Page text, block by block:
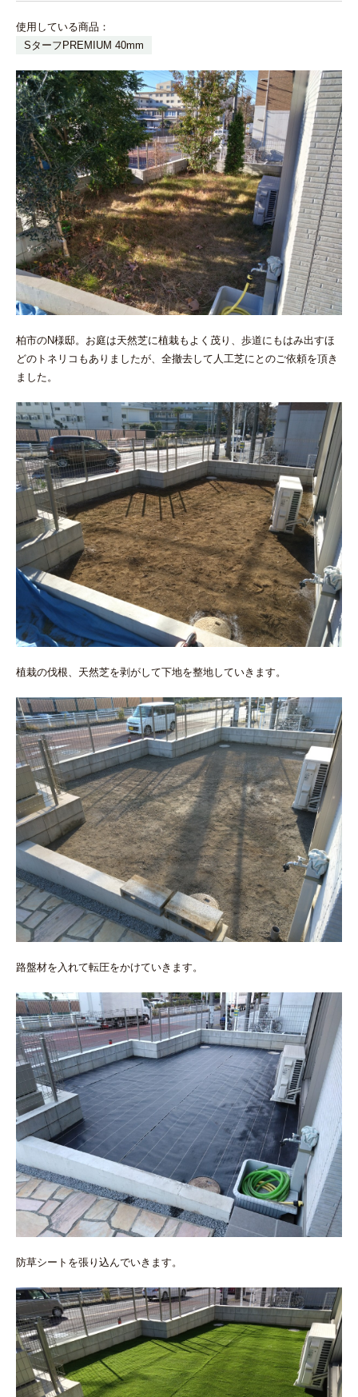
使用している商品：
SターフPREMIUM 40mm
柏市のN様邸。お庭は天然芝に植栽もよく茂り、歩道にもはみ出すほ
どのトネリコもありましたが、全撤去して人工芝にとのご依頼を頂き
ました。
植栽の伐根、天然芝を剥がして下地を整地していきます。
路盤材を入れて転圧をかけていきます。
防草シートを張り込んでいきます。